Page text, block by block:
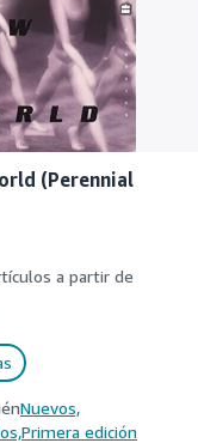
(Perennial
a partir de
Nuevos,
Primera edición